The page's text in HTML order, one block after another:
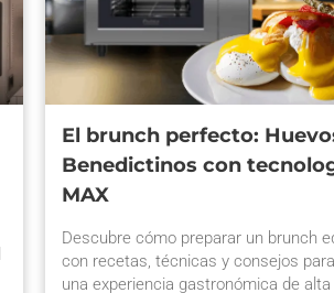
El brunch perfecto:
Benedictinos con
MAX
Descubre cómo preparar un brunch
con recetas, técnicas y consejos
una experiencia gastronómica de alta